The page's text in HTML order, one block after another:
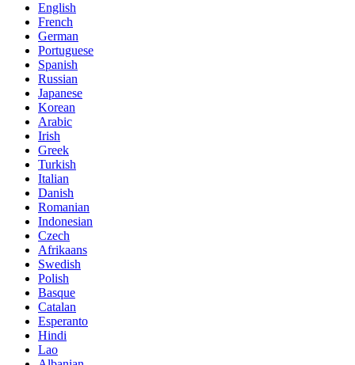
English
French
German
Portuguese
Spanish
Russian
Japanese
Korean
Arabic
Irish
Greek
Turkish
Italian
Danish
Romanian
Indonesian
Czech
Afrikaans
Swedish
Polish
Basque
Catalan
Esperanto
Hindi
Lao